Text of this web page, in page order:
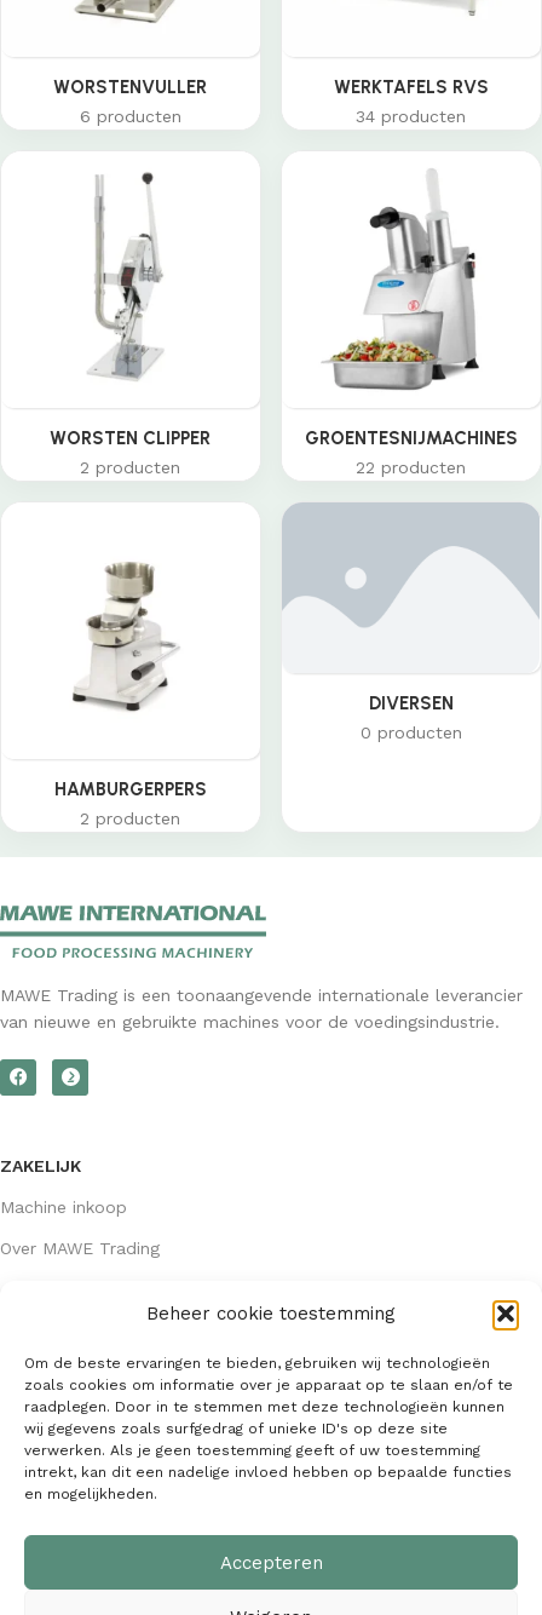
Beheer cookie toestemming
Om de beste ervaringen te bieden, gebruiken wij technologieën
zoals cookies om informatie over je apparaat op te slaan en/of te
raadplegen. Door in te stemmen met deze technologieën kunnen
wij gegevens zoals surfgedrag of unieke ID's op deze site
verwerken. Als je geen toestemming geeft of uw toestemming
intrekt, kan dit een nadelige invloed hebben op bepaalde functies
en mogelijkheden.
Accepteren
WORSTENVULLER
6 producten
WERKTAFELS RVS
34 producten
WORSTEN CLIPPER
2 producten
GROENTESNIJMACHINES
22 producten
HAMBURGERPERS
2 producten
DIVERSEN
0 producten
MAWE Trading is een toonaangevende internationale leverancier
van nieuwe en gebruikte machines voor de voedingsindustrie.
ZAKELIJK
Machine inkoop
Over MAWE Trading
Algemene voorwaarden
KVK: 64407667
info@mawetrading.nl
+31 6 53 270 335
| Webdesign: